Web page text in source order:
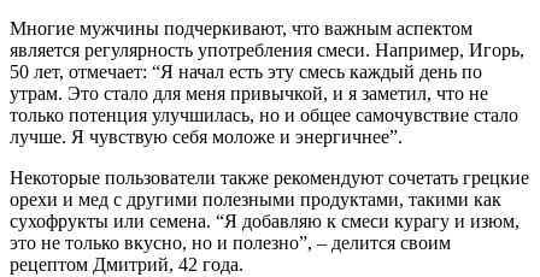
Многие мужчины подчеркивают, что важным аспектом
является регулярность употребления смеси. Например, Игорь,
50 лет, отмечает: “Я начал есть эту смесь каждый день по
утрам. Это стало для меня привычкой, и я заметил, что не
только потенция улучшилась, но и общее самочувствие стало
лучше. Я чувствую себя моложе и энергичнее”.
Некоторые пользователи также рекомендуют сочетать грецкие
орехи и мед с другими полезными продуктами, такими как
сухофрукты или семена. “Я добавляю к смеси курагу и изюм,
это не только вкусно, но и полезно”, – делится своим
рецептом Дмитрий, 42 года.